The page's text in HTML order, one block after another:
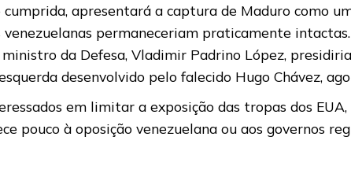
apresentará a captura de Maduro como
permaneceriam praticamente
da Defesa, Vladimir Padrino López,
desenvolvido pelo falecido Hugo Chávez,
em limitar a exposição das tropas dos
pouco à oposição venezuelana ou aos governos